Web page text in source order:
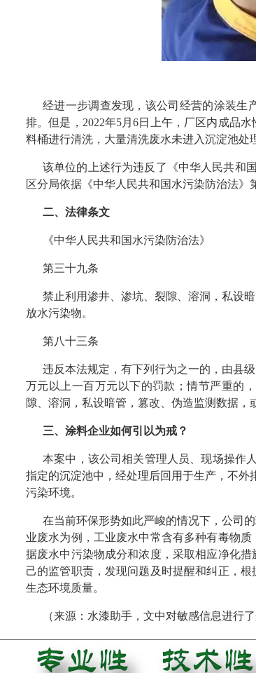
经进一步调查发现，该公司经营的涂装生
排。但是，2022年5月6日上午，厂区内成品
料桶进行清洗，大量清洗废水未进入沉淀池处
该单位的上述行为违反了《中华人民共和
区分局依据《中华人民共和国水污染防治法》
二、法律条文
《中华人民共和国水污染防治法》
第三十九条
禁止利用渗井、渗坑、裂隙、溶洞，私设
放水污染物。
第八十三条
违反本法规定，有下列行为之一的，由县
万元以上一百万元以下的罚款；情节严重的
隙、溶洞，私设暗管，篡改、伪造监测数据，
三、涂料企业如何引以为戒？
本案中，该公司相关管理人员、现场操作
指定的沉淀池中，经处理后回用于生产，不外
污染环境。
在当前环保形势如此严峻的情况下，公司
业废水为例，工业废水中常含有多种有毒物
据废水中污染物成分和浓度，采取相应净化
己的监管职责，发现问题及时提醒和纠正，
生态环境质量。
（来源：水漆助手，文中对敏感信息进行